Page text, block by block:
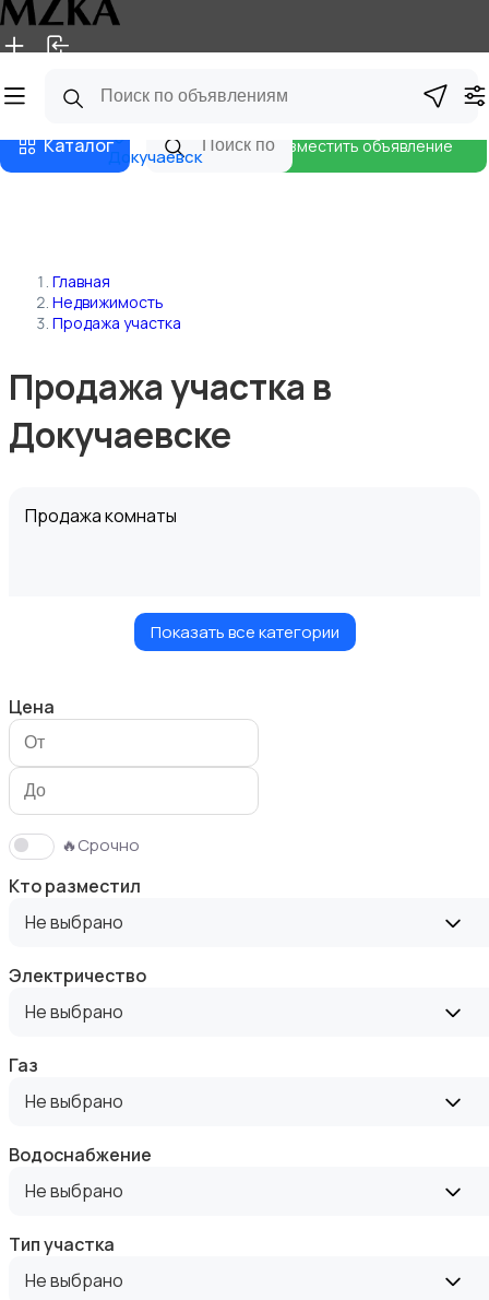
Главная Магазины
КаталогДокучаевск
Разместить объявление
Главная
Недвижимость
Продажа участка
Продажа участка в
Докучаевске
Продажа комнаты
Продажа участка
Аренда квартиры длительно
Аренда комнаты длительно
Показать все категории
Цена
🔥Срочно
Кто разместил
Не выбрано
Электричество
Не выбрано
Газ
Не выбрано
Водоснабжение
Не выбрано
Тип участка
Не выбрано